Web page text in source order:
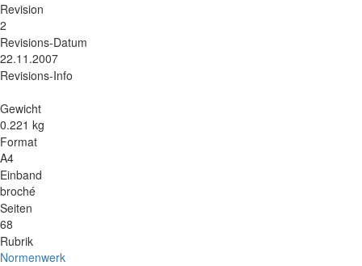
Revision
2
Revisions-Datum
22.11.2007
Revisions-Info
Gewicht
0.221 kg
Format
A4
Einband
broché
Seiten
68
Rubrik
Normenwerk